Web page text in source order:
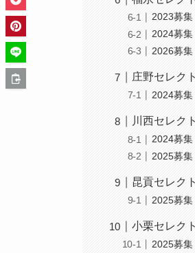
2023募集
2024募集
2026募集
庄野セレクト
2024募集
川西セレクト
2024募集
2025募集
昆貢セレクト
2025募集
小栗セレクト
2025募集